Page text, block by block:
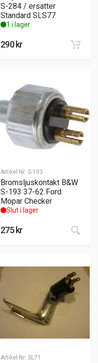
S-284 / ersätter
Standard SLS77
1 i lager
290kr
Artikel Nr: S-193
Bromsljuskontakt B&W
S-193 37-62 Ford
Mopar Checker
Slut i lager
275 kr
Artikel Nr: SL71